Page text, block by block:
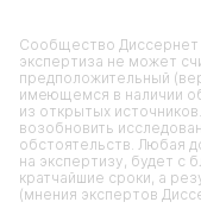
Сообщество Диссернет
экспертиза не может
предположительный
имеющемся в наличии
из открытых
возобновить
обстоятельств. Любая
на экспертизу, будет с
кратчайшие сроки, а
(мнения экспертов